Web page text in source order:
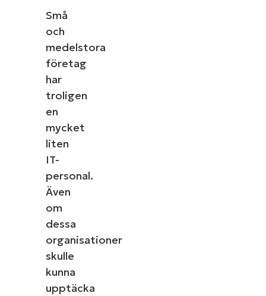
Små
och
medelstora
företag
har
troligen
en
mycket
liten
IT-
personal.
Även
om
dessa
organisationer
skulle
kunna
upptäcka